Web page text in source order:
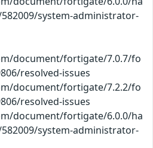
system-administrator-
document/fortigate/7.0.7/fo
resolved-issues
document/fortigate/7.2.2/fo
resolved-issues
document/fortigate/6.0.0/ha
system-administrator-